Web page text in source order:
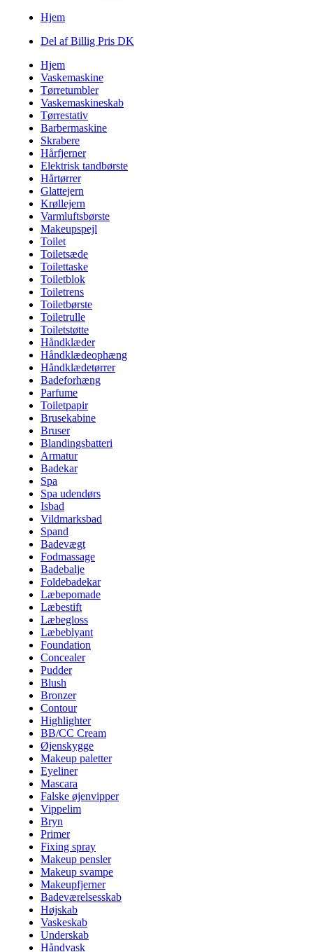
Hjem
Del af Billig Pris DK
Hjem
Vaskemaskine
Tørretumbler
Vaskemaskineskab
Tørrestativ
Barbermaskine
Skrabere
Hårfjerner
Elektrisk tandbørste
Hårtørrer
Glattejern
Krøllejern
Varmluftsbørste
Makeupspejl
Toilet
Toiletsæde
Toilettaske
Toiletblok
Toiletrens
Toiletbørste
Toiletrulle
Toiletstøtte
Håndklæder
Håndklædeophæng
Håndklædetørrer
Badeforhæng
Parfume
Toiletpapir
Brusekabine
Bruser
Blandingsbatteri
Armatur
Badekar
Spa
Spa udendørs
Isbad
Vildmarksbad
Spand
Badevægt
Fodmassage
Badebalje
Foldebadekar
Læbepomade
Læbestift
Læbegloss
Læbeblyant
Foundation
Concealer
Pudder
Blush
Bronzer
Contour
Highlighter
BB/CC Cream
Øjenskygge
Makeup paletter
Eyeliner
Mascara
Falske øjenvipper
Vippelim
Bryn
Primer
Fixing spray
Makeup pensler
Makeup svampe
Makeupfjerner
Badeværelsesskab
Højskab
Vaskeskab
Underskab
Håndvask